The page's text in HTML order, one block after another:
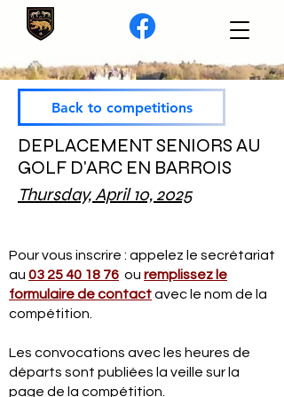
Back to competitions
DEPLACEMENT SENIORS AU
GOLF D'ARC EN BARROIS
Thursday, April 10, 2025
Pour vous inscrire : appelez le secrétariat
au 03 25 40 18 76 ou remplissez le
formulaire de contactavec le nom de la
compétition.
Les convocations avec les heures de
départs sont publiées la veille sur la
page de la compétition.